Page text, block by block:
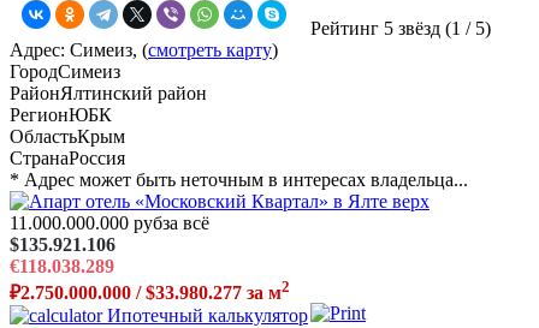
Рейтинг 5 звёзд (1 / 5)
Адрес: Симеиз, (смотреть карту)
ГородСимеиз
РайонЯлтинский район
РегионЮБК
ОбластьКрым
СтранаРоссия
* Адрес может быть неточным в интересах владельца...
11.000.000.000 рубза всё
$135.921.106
€118.038.289
₽2.750.000.000 / $33.980.277 за м2
Ипотечный калькулятор